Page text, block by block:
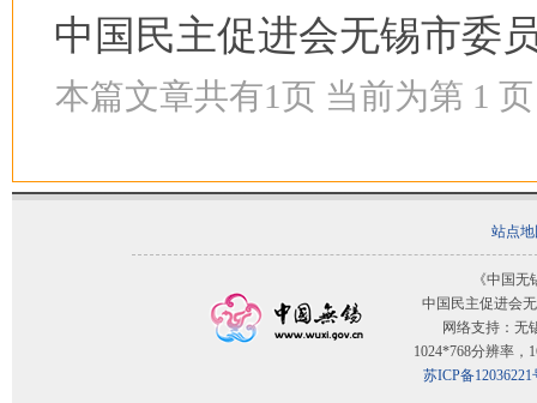
中国民主促进会无锡市委
本篇文章共有1页 当前为第 1 页
站点
《中国
中国民主促进会
网络支持：无
1024*768分辨率，
苏ICP备12036221